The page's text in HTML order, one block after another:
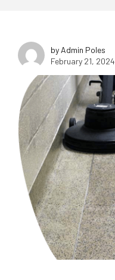
by Admin Poles
February 21, 2024